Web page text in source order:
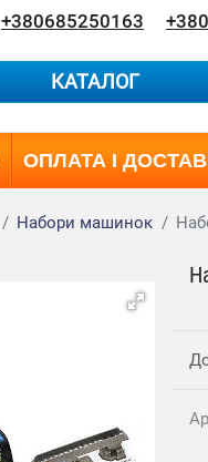
+380685250163
КАТАЛОГ
ОПЛАТА І
Набори машинок